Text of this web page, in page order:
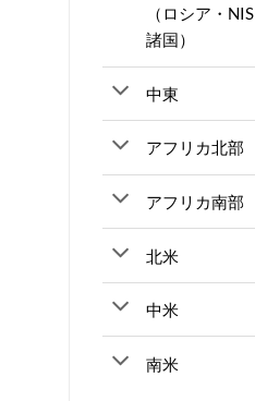
（ロシア・NIS
諸国）
中東
アフリカ北部
アフリカ南部
北米
中米
南米